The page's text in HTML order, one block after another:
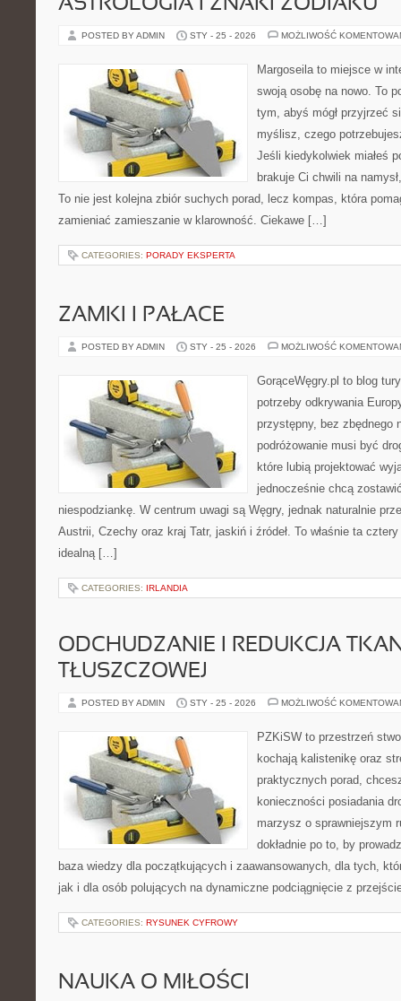
ASTROLOGIA I ZNAKI ZODIAKU
POSTED BY ADMIN STY - 25 - 2026 MOŻLIWOŚĆ
Margoseila to miejsce w
swoją osobę na nowo. To
tym, abyś mógł przyjrzeć
myślisz, czego
Jeśli kiedykolwiek miałeś
brakuje Ci chwili na
To nie jest kolejna zbiór suchych porad, lecz kompas, która
zamieniać zamieszanie w klarowność. Ciekawe […]
CATEGORIES: PORADY EKSPERTA
ZAMKI I PAŁACE
POSTED BY ADMIN STY - 25 - 2026 MOŻLIWOŚĆ
GorąceWęgry.pl to blog
potrzeby odkrywania
przystępny, bez zbędnego
podróżowanie musi być
które lubią projektować
jednocześnie chcą
niespodziankę. W centrum uwagi są Węgry, jednak naturalnie
Austrii, Czechy oraz kraj Tatr, jaskiń i źródeł. To właśnie ta
idealną […]
CATEGORIES: IRLANDIA
ODCHUDZANIE I REDUKCJA
TŁUSZCZOWEJ
POSTED BY ADMIN STY - 25 - 2026 MOŻLIWOŚĆ
PZKiSW to przestrzeń
kochają kalistenikę oraz
praktycznych porad,
konieczności posiadania
marzysz o sprawniejszym
dokładnie po to, by
baza wiedzy dla początkujących i zaawansowanych, dla tych,
jak i dla osób polujących na dynamiczne podciągnięcie z
CATEGORIES: RYSUNEK CYFROWY
NAUKA O MIŁOŚCI